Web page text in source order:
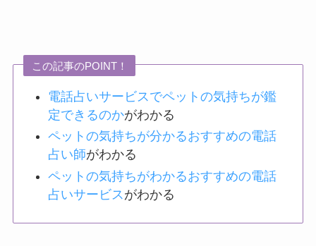
この記事のPOINT！
電話占いサービスでペットの気持ちが鑑
定できるのかがわかる
ペットの気持ちが分かるおすすめの電話
占い師がわかる
ペットの気持ちがわかるおすすめの電話
占いサービス がわかる